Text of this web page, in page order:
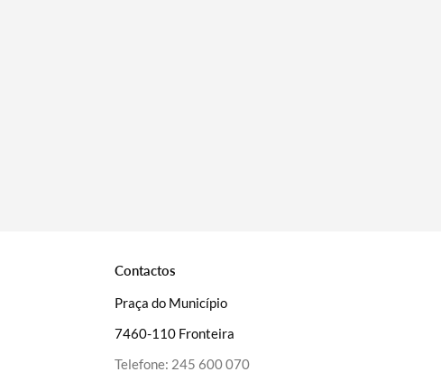
Contactos
Praça do Município
7460-110 Fronteira
Telefone: 245 600 070